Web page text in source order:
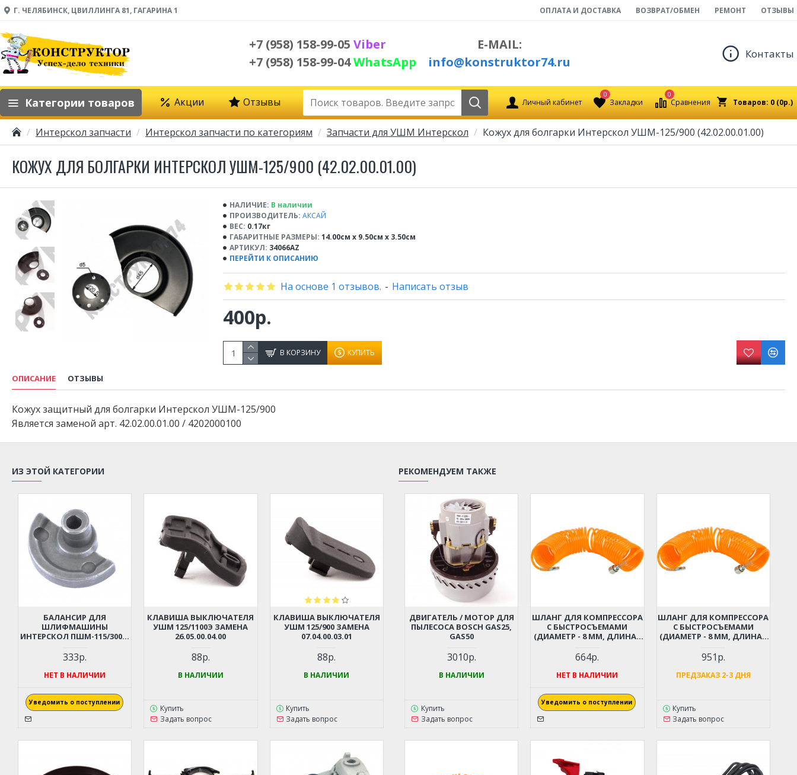
Г. ЧЕЛЯБИНСК, ЦВИЛЛИНГА 81, ГАГАРИНА 1 ОПЛАТА И ДОСТАВКА ВОЗВРАТ/ОБМЕН РЕМОНТ ОТЗЫВЫ
+7 (958) 158-99-05 Viber
+7 (958) 158-99-04WhatsApp
E-MAIL:
info@konstruktor74.ru
Контакты
Категории товаров Акции Отзывы Личный кабинет Закладки
0
Сравнения
0
Товаров: 0 (0р.)
Интерскол запчасти Интерскол запчасти по категориям Запчасти для УШМ Интерскол Кожух для болгарки Интерскол УШМ-125/900 (42.02.00.01.00)
КОЖУХ ДЛЯ БОЛГАРКИ ИНТЕРСКОЛ УШМ-125/900 (42.02.00.01.00)
НАЛИЧИЕ: В наличии
ПРОИЗВОДИТЕЛЬ: АКСАЙ
ВЕС: 0.17кг
ГАБАРИТНЫЕ РАЗМЕРЫ: 14.00см x 9.50см x 3.50см
АРТИКУЛ: 34066AZ
ПЕРЕЙТИ К ОПИСАНИЮ
На основе 1 отзывов. - Написать отзыв
400р.
В КОРЗИНУ КУПИТЬ
ОПИСАНИЕ ОТЗЫВЫ
Кожух защитный для болгарки Интерскол УШМ-125/900
Является заменой арт. 42.02.00.01.00 / 4202000100
ИЗ ЭТОЙ КАТЕГОРИИ
БАЛАНСИР ДЛЯ
ШЛИФМАШИНЫ
ИНТЕРСКОЛ ПШМ-115/300Э,
333р.
НЕТ В НАЛИЧИИ
Уведомить о поступлении
КЛАВИША ВЫКЛЮЧАТЕЛЯ
УШМ 125/1100Э ЗАМЕНА
26.05.00.04.00
88р.
В НАЛИЧИИ
Купить
Задать вопрос
КЛАВИША ВЫКЛЮЧАТЕЛЯ
УШМ 125/900 ЗАМЕНА
07.04.00.03.01
88р.
В НАЛИЧИИ
Купить
Задать вопрос
РЕКОМЕНДУЕМ ТАКЖЕ
ДВИГАТЕЛЬ / МОТОР ДЛЯ
ПЫЛЕСОСА BOSCH GAS25,
GAS50
3010р.
В НАЛИЧИИ
Купить
Задать вопрос
ШЛАНГ ДЛЯ КОМПРЕССОРА
С БЫСТРОСЪЕМАМИ
(ДИАМЕТР - 8 ММ, ДЛИНА -
664р.
НЕТ В НАЛИЧИИ
Уведомить о поступлении
ШЛАНГ ДЛЯ КОМПРЕССОРА
С БЫСТРОСЪЕМАМИ
(ДИАМЕТР - 8 ММ, ДЛИНА -
951р.
ПРЕДЗАКАЗ 2-3 ДНЯ
Купить
Задать вопрос